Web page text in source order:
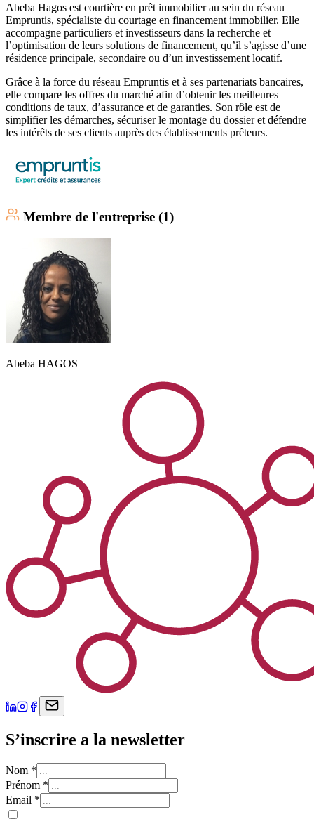
Abeba Hagos est courtière en prêt immobilier au sein du réseau
Empruntis, spécialiste du courtage en financement immobilier. Elle
accompagne particuliers et investisseurs dans la recherche et
l’optimisation de leurs solutions de financement, qu’il s’agisse d’une
résidence principale, secondaire ou d’un investissement locatif.
Grâce à la force du réseau Empruntis et à ses partenariats bancaires,
elle compare les offres du marché afin d’obtenir les meilleures
conditions de taux, d’assurance et de garanties. Son rôle est de
simplifier les démarches, sécuriser le montage du dossier et défendre
les intérêts de ses clients auprès des établissements prêteurs.
Membre de l'entreprise (1)
Abeba HAGOS
S’inscrire a la newsletter
Nom *
Prénom *
Email *